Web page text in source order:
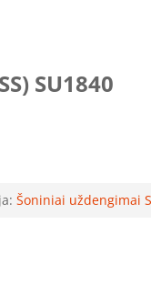
SU1840
Šoniniai uždengimai